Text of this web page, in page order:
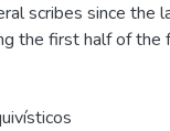
scribes since the
the first half of the